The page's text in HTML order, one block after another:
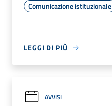
Comunicazione istituzionale
LEGGI DI PIÙ
AVVISI